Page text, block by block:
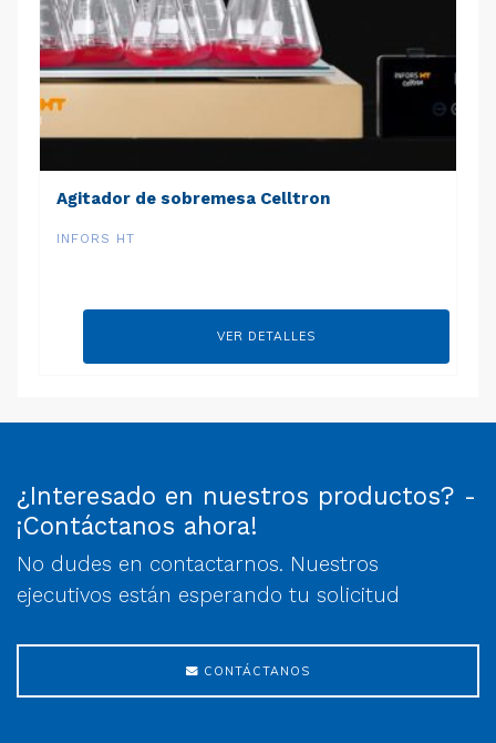
Agitador de sobremesa Celltron
INFORS HT
VER DETALLES
¿Interesado en nuestros productos? -
¡Contáctanos ahora!
No dudes en contactarnos. Nuestros
ejecutivos están esperando tu solicitud
CONTÁCTANOS